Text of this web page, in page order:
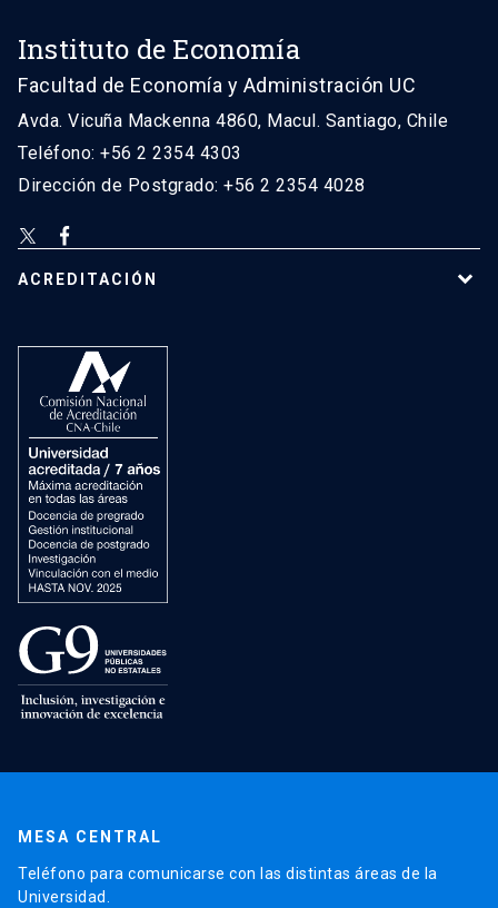
Instituto de Economía
Facultad de Economía y Administración UC
Avda. Vicuña Mackenna 4860, Macul. Santiago, Chile
Teléfono: +56 2 2354 4303
Dirección de Postgrado: +56 2 2354 4028
ACREDITACIÓN
MESA CENTRAL
Teléfono para comunicarse con las distintas áreas de la
Universidad.